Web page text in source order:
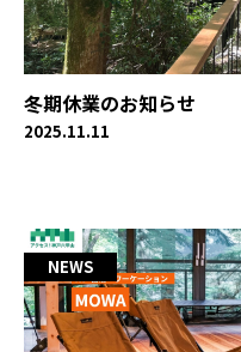
冬期休業のお知らせ
2025.11.11
NEWS